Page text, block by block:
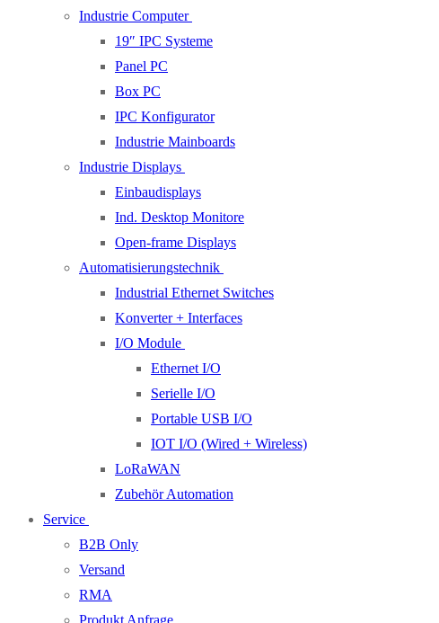
Industrie Computer
19″ IPC Systeme
Panel PC
Box PC
IPC Konfigurator
Industrie Mainboards
Industrie Displays
Einbaudisplays
Ind. Desktop Monitore
Open-frame Displays
Automatisierungstechnik
Industrial Ethernet Switches
Konverter + Interfaces
I/O Module
Ethernet I/O
Serielle I/O
Portable USB I/O
IOT I/O (Wired + Wireless)
LoRaWAN
Zubehör Automation
Service
B2B Only
Versand
RMA
Produkt Anfrage